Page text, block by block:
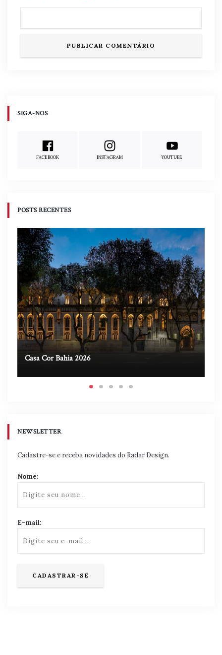
SIGA-NOS
FACEBOOK INSTAGRAM YOUTUBE
POSTS RECENTES
Casa Cor Bahia 2026
NEWSLETTER
Cadastre-se e receba novidades do Radar Design.
Nome:
E-mail: